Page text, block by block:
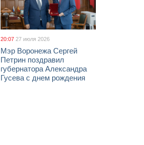
20:07 27 июля 2026
Мэр Воронежа Сергей
Петрин поздравил
губернатора Александра
Гусева с днем рождения